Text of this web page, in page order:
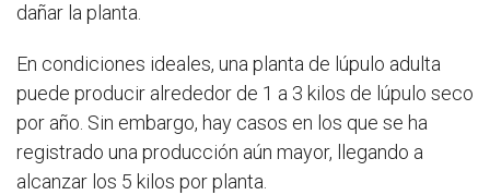
dañar la planta.
En condiciones ideales, una planta de lúpulo adulta
puede producir alrededor de 1 a 3 kilos de lúpulo seco
por año. Sin embargo, hay casos en los que se ha
registrado una producción aún mayor, llegando a
alcanzar los 5 kilos por planta.